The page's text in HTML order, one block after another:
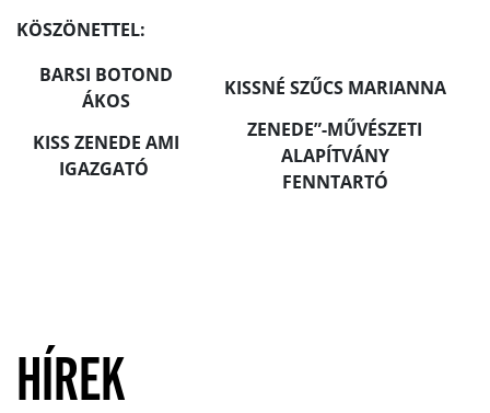
KÖSZÖNETTEL:
BARSI BOTOND
ÁKOS
KISSNÉ SZŰCS MARIANNA
KISS ZENEDE AMI
IGAZGATÓ
ZENEDE”-MŰVÉSZETI
ALAPÍTVÁNY
FENNTARTÓ
HÍREK